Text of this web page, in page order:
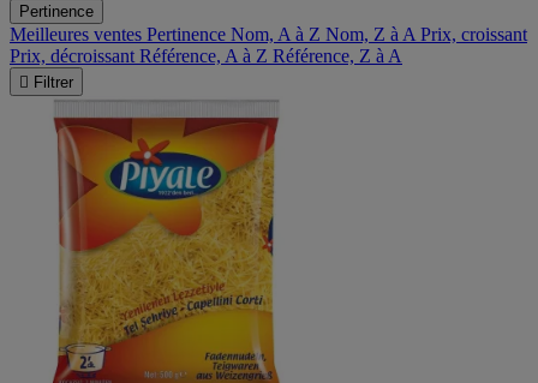
Pertinence
Meilleures ventes Pertinence Nom, A à Z Nom, Z à A Prix, croissant
Prix, décroissant Référence, A à Z Référence, Z à A
 Filtrer